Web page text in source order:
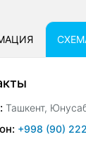
Ташкент,
+998 (90)